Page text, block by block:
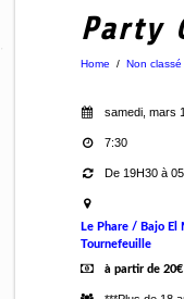
Party
Home / Non classé
samedi, mars
7:30
De 19H30 à
Le Phare / Bajo El
Tournefeuille
à partir de